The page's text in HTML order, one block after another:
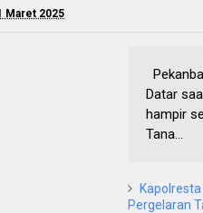
Maret 2025
Datar
hampir
Tana...
Pergelaran